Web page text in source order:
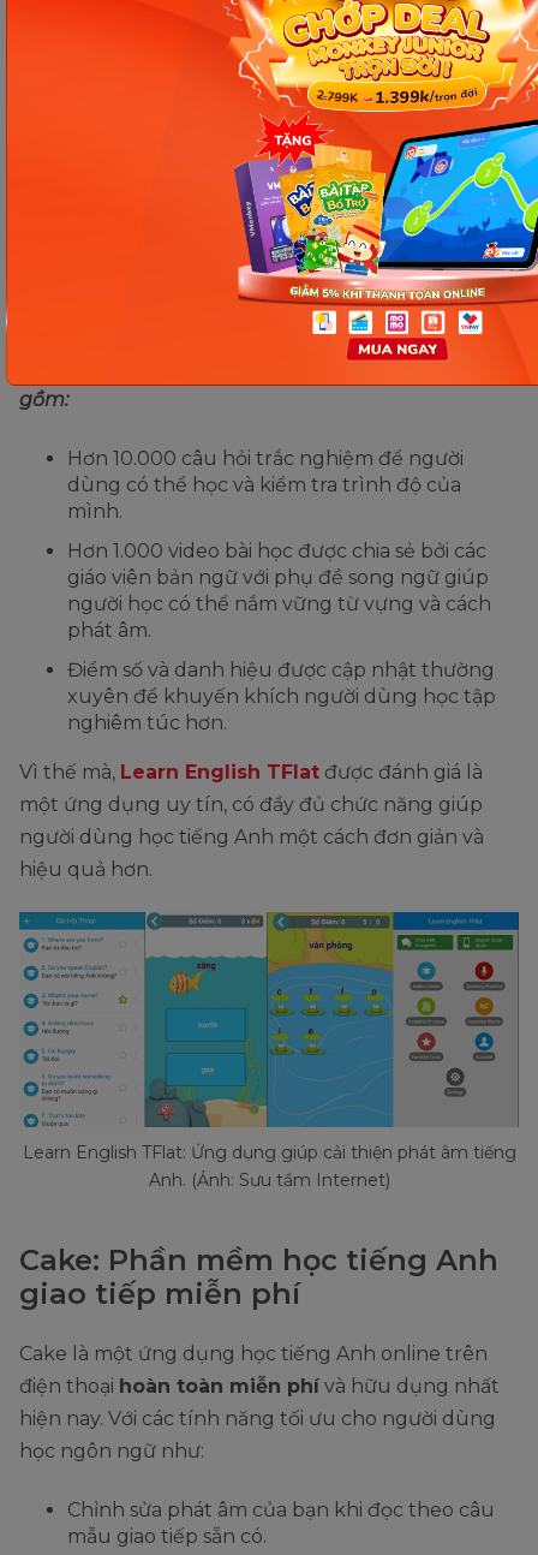
Learn English TFlat: Ứng dụng
giúp cải thiện phát âm tiếng
Learn English TFlat là một ứng dụng học tiếng Anh
trực tuyến trên điện thoại được ra mắt vào năm
2020 và đã thu hút được sự quan tâm của rất
nhiều người dùng trên toàn thế giới. Tính đến thời
điểm hiện tại, phần mềm đã cóhơn 5 triệu lượt tải
về trên CH Play và App store.
Learn English TFlat có nhiều tính năng nổi trội, bao
gồm:
Hơn 10.000 câu hỏi trắc nghiệm để người
dùng có thể học và kiểm tra trình độ của
mình.
Hơn 1.000 video bài học được chia sẻ bởi các
giáo viên bản ngữ với phụ đề song ngữ giúp
người học có thể nắm vững từ vựng và cách
phát âm.
Điểm số và danh hiệu được cập nhật thường
xuyên để khuyến khích người dùng học tập
nghiêm túc hơn.
Vì thế mà, Learn English TFlat được đánh giá là
một ứng dụng uy tín, có đầy đủ chức năng giúp
người dùng học tiếng Anh một cách đơn giản và
hiệu quả hơn.
Learn English TFlat: Ứng dụng giúp cải thiện phát âm tiếng
Anh. (Ảnh: Sưu tầm Internet)
Cake: Phần mềm học tiếng Anh
giao tiếp miễn phí
Cake là một ứng dụng học tiếng Anh online trên
điện thoại hoàn toàn miễn phí và hữu dụng nhất
hiện nay. Với các tính năng tối ưu cho người dùng
học ngôn ngữ như:
Chỉnh sửa phát âm của bạn khi đọc theo câu
mẫu giao tiếp sẵn có.